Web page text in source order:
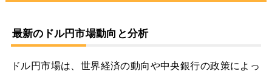
最新のドル円市場動向と分析
ドル円市場は、世界経済の動向や中央銀行の政策によっ